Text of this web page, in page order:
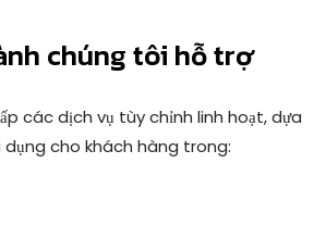
chúng tôi hỗ trợ
các dịch vụ tùy chỉnh linh hoạt, dựa
dụng cho khách hàng trong: